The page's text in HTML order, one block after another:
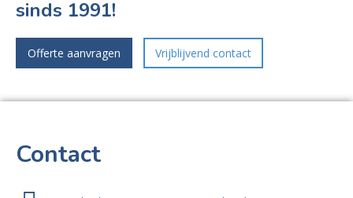
sinds 1991!
Offerte aanvragen Vrijblijvend contact
Contact